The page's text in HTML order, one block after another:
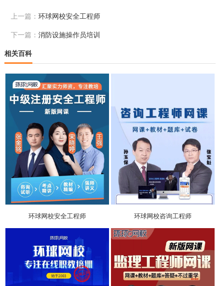
上一篇：环球网校安全工程师
下一篇：消防设施操作员培训
相关百科
环球网校安全工程师 环球网校咨询工程师